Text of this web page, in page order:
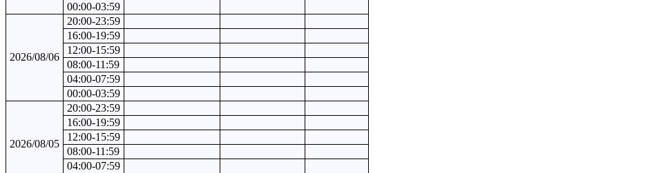
00:00-03:59
2026/08/06
20:00-23:59
16:00-19:59
12:00-15:59
08:00-11:59
04:00-07:59
00:00-03:59
2026/08/05
20:00-23:59
16:00-19:59
12:00-15:59
08:00-11:59
04:00-07:59